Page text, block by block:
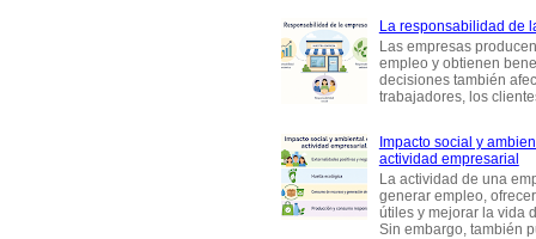
La responsabilidad de
Las empresas
empleo y obtienen
decisiones también
trabajadores, los
Impacto social y
actividad empresarial
La actividad de una
generar empleo,
útiles y mejorar la vida
Sin embargo, también